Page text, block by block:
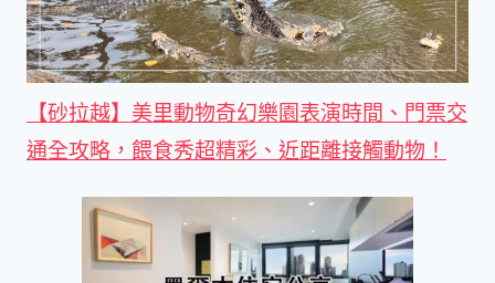
【砂拉越】美里動物奇幻樂園表演時間、門票交
通全攻略，餵食秀超精彩、近距離接觸動物！